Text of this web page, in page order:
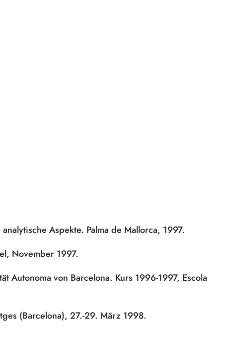
Aspekte. Palma de Mallorca, 1997.
November 1997.
Autonoma von Barcelona. Kurs 1996-1997, Escola
(Barcelona), 27.-29. März 1998.